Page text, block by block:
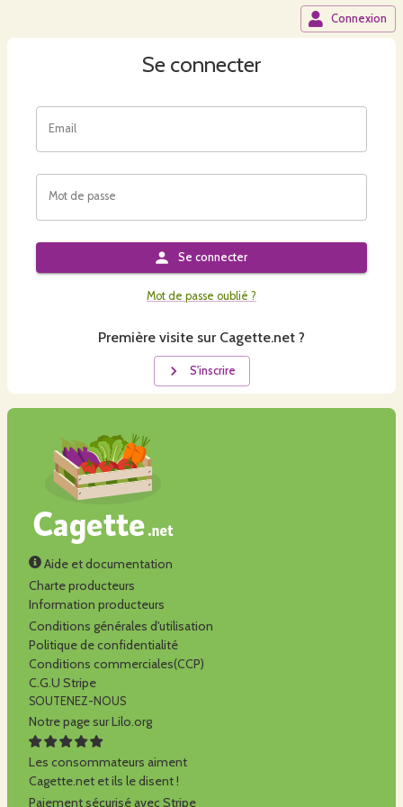
Connexion
Se connecter
Email
Mot de passe
Se connecter
Mot de passe oublié ?
Première visite sur Cagette.net ?
S'inscrire
Aide et documentation
Charte producteurs
Information producteurs
Conditions générales d'utilisation
Politique de confidentialité
Conditions commerciales(CCP)
C.G.U Stripe
SOUTENEZ-NOUS
Notre page sur Lilo.org
Les consommateurs aiment
Cagette.net et ils le disent !
Paiement sécurisé avec Stripe